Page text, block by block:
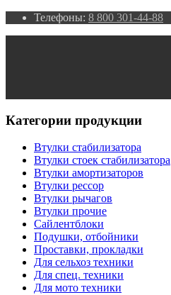
Телефоны: 8 800 301-44-88
Категории продукции
Втулки стабилизатора
Втулки стоек стабилизатора
Втулки амортизаторов
Втулки рессор
Втулки рычагов
Втулки прочие
Сайлентблоки
Подушки, отбойники
Проставки, прокладки
Для сельхоз техники
Для спец. техники
Для мото техники